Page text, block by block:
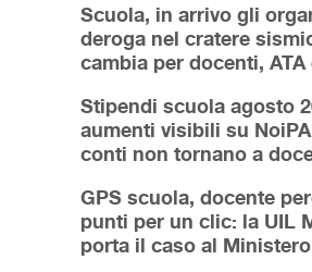
Scuola, in arrivo gli
deroga nel cratere
cambia per docenti,
Stipendi scuola agosto
aumenti visibili su
conti non tornano a
GPS scuola, docente
punti per un clic: la UIL
porta il caso al Ministero